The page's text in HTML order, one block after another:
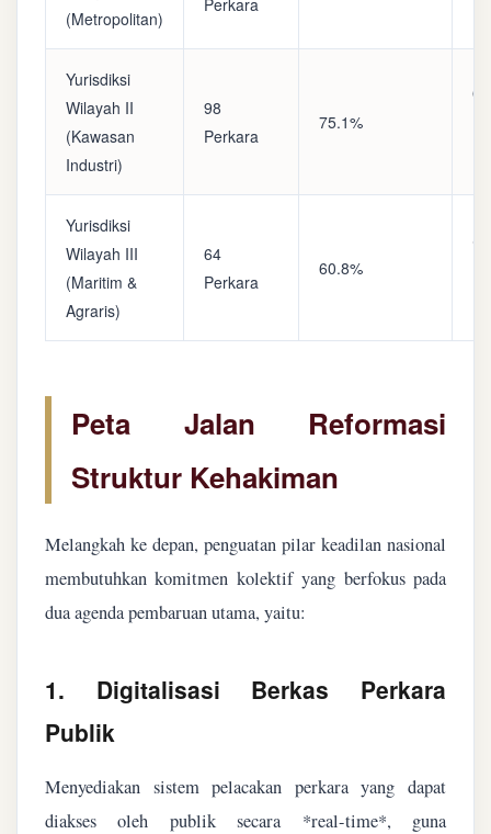
(Metropolitan)
Perkara
Yurisdiksi
Wilayah II
(Kawasan
Industri)
98
Perkara
75.1%
Yurisdiksi
Wilayah III
(Maritim &
Agraris)
64
Perkara
60.8%
Peta Jalan Reformasi
Struktur Kehakiman
Melangkah ke depan, penguatan pilar keadilan nasional
membutuhkan komitmen kolektif yang berfokus pada
dua agenda pembaruan utama, yaitu:
1. Digitalisasi Berkas Perkara
Publik
Menyediakan sistem pelacakan perkara yang dapat
diakses oleh publik secara *real-time*, guna